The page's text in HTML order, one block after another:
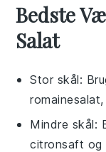
Bedste
Salat
Stor skål:
Mindre skål:
citronsaft og